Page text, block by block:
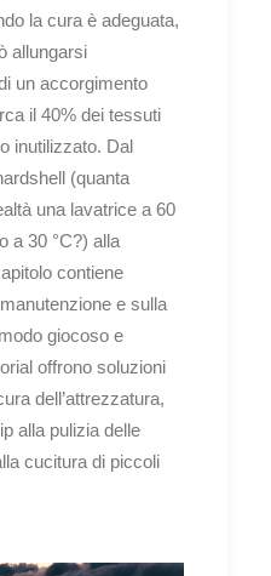
la cura è adeguata,
allungarsi
un accorgimento
il 40% dei tessuti
inutilizzato. Dal
(quanta
una lavatrice a 60
a 30 °C?) alla
contiene
e sulla
giocoso e
offrono soluzioni
dell’attrezzatura,
alla pulizia delle
cucitura di piccoli